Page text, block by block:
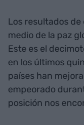
Los resultados
medio de la paz
Este es el
en los últimos
países han
empeorado
posición nos